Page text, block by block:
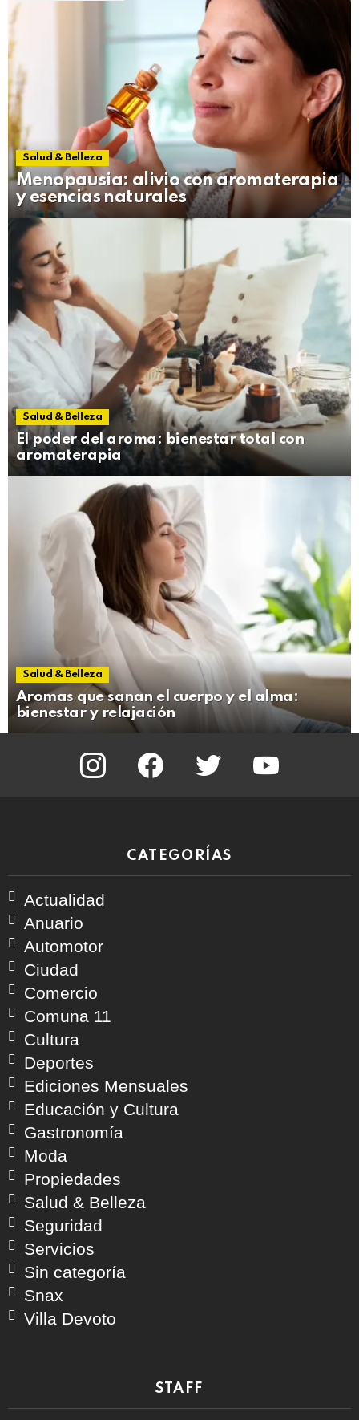
Salud & Belleza
Menopausia: alivio con aromaterapia
y esencias naturales
Salud & Belleza
El poder del aroma: bienestar total con
aromaterapia
Salud & Belleza
Aromas que sanan el cuerpo y el alma:
bienestar y relajación
instagram facebook twitter youtube
CATEGORÍAS
Actualidad
Anuario
Automotor
Ciudad
Comercio
Comuna 11
Cultura
Deportes
Ediciones Mensuales
Educación y Cultura
Gastronomía
Moda
Propiedades
Salud & Belleza
Seguridad
Servicios
Sin categoría
Snax
Villa Devoto
STAFF